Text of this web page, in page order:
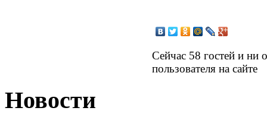
Сейчас 58 гостей и ни
пользователя на сайте
Новости